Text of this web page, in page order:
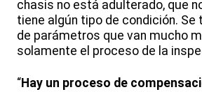
chasis no está adulterado, que
tiene algún tipo de condición. Se
de parámetros que van mucho
solamente el proceso de la
“Hay un proceso de